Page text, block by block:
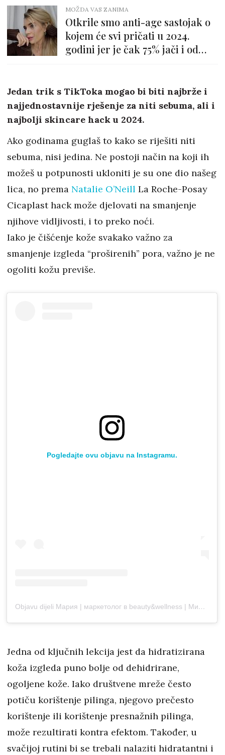
MOŽDA VAS ZANIMA
Otkrile smo anti-age sastojak o
kojem će svi pričati u 2024.
godini jer je čak 75% jači i od
Jedan trik s TikToka mogao bi biti najbrže i
najjednostavnije rješenje za niti sebuma, ali i
najbolji skincare hack u 2024.
Ako godinama guglaš to kako se riješiti niti
sebuma, nisi jedina. Ne postoji način na koji ih
možeš u potpunosti ukloniti je su one dio našeg
lica, no prema Natalie O’Neill La Roche-Posay
Cicaplast hack može djelovati na smanjenje
njihove vidljivosti, i to preko noći.
Iako je čišćenje kože svakako važno za
smanjenje izgleda “proširenih” pora, važno je ne
ogoliti kožu previše.
Pogledajte ovu objavu na Instagramu.
Objavu dijeli Мария | маркетолог в beauty&wellness | Минск (@mariebuyel)
Jedna od ključnih lekcija jest da hidratizirana
koža izgleda puno bolje od dehidrirane,
ogoljene kože. Iako društvene mreže često
potiču korištenje pilinga, njegovo prečesto
korištenje ili korištenje presnažnih pilinga,
može rezultirati kontra efektom. Također, u
svačijoj rutini bi se trebali nalaziti hidratantni i